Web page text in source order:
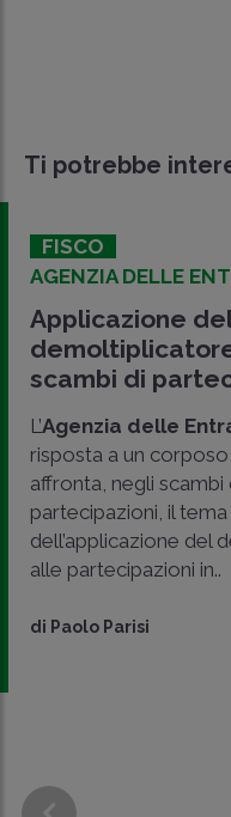
Ti potrebbe
FISCO
AGENZIA DELLE
Applicazione del
scambi di
L’Agenzia delle
risposta a un
affronta, negli scambi
partecipazioni, il tema
dell’applicazione del
alle partecipazioni in..
di Paolo Parisi